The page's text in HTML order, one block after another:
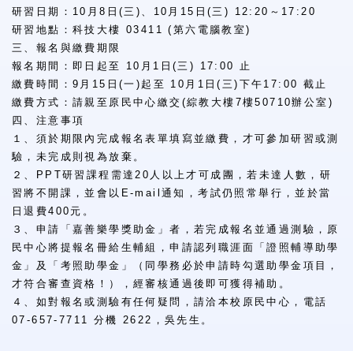
研習日期：10月8日(三)、10月15日(三) 12:20～17:20
研習地點：科技大樓 03411 (第六電腦教室)
三、報名與繳費期限
報名期間：即日起至 10月1日(三) 17:00 止
繳費時間：9月15日(一)起至 10月1日(三)下午17:00 截止
繳費方式：請親至原民中心繳交(綜教大樓7樓50710辦公室)
四、注意事項
１、須於期限內完成報名表單填寫並繳費，才可參加研習或測
驗，未完成則視為放棄。
２、PPT研習課程需達20人以上才可成團，若未達人數，研
習將不開課，並會以E-mail通知，考試仍照常舉行，並於當
日退費400元。
３、申請「嘉善樂學獎助金」者，若完成報名並通過測驗，原
民中心將提報名冊給生輔組，申請認列職涯面「證照輔導助學
金」及「考照助學金」（同學務必於申請時勾選助學金項目，
才符合審查資格！），經審核通過後即可獲得補助。
４、如對報名或測驗有任何疑問，請洽本校原民中心，電話
07-657-7711 分機 2622，吳先生。